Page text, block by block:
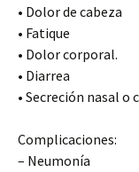
• Dolor de cabeza
• Fatique
• Dolor corporal.
• Diarrea
• Secreción nasal o
Complicaciones:
– Neumonía